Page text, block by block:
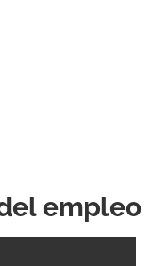
empleo